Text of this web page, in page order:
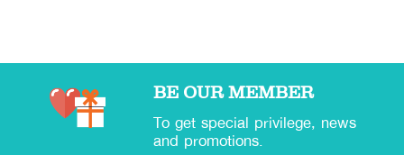
BE OUR MEMBER
To get special privilege, news
and promotions.